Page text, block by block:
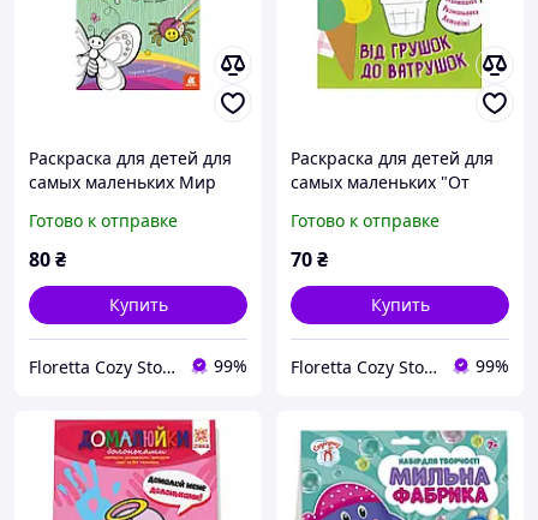
Раскраска для детей для
самых маленьких Мир
Готово к отправке
80₴
Купить
Floretta Cozy Store 99%
Раскраска для детей для
самых маленьких "От
заданиями 12 страниц
Готово к отправке
70₴
Купить
Floretta Cozy Store 99%